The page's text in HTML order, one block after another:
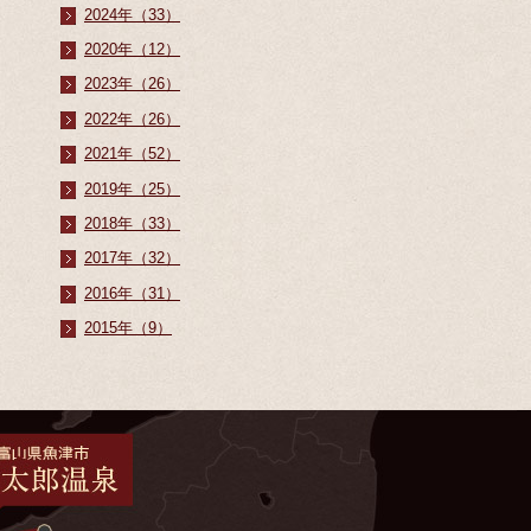
2024年（33）
2020年（12）
2023年（26）
2022年（26）
2021年（52）
2019年（25）
2018年（33）
2017年（32）
2016年（31）
2015年（9）